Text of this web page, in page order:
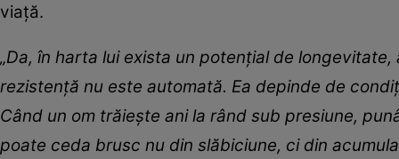
viață.
„Da, în harta lui exista un potențial de
rezistență nu este automată. Ea depinde de
Când un om trăiește ani la rând sub presiune,
poate ceda brusc nu din slăbiciune, ci din